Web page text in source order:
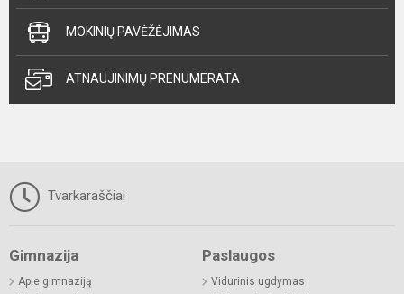
MOKINIŲ PAVĖŽĖJIMAS
ATNAUJINIMŲ PRENUMERATA
Tvarkaraščiai
Gimnazija
Apie gimnaziją
Paslaugos
Vidurinis ugdymas